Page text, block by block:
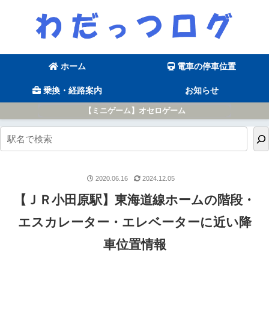
ホーム 電車の停車位置
乗換・経路案内 お知らせ
【ミニゲーム】オセロゲーム
【ＪＲ小田原駅】東海道線ホームの階段・
エスカレーター・エレベーターに近い降
車位置情報
2020.06.16 2024.12.05